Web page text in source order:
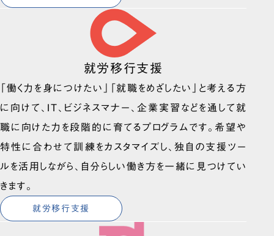
就労移行支援
「働く力を身につけたい」「就職をめざしたい」と考える方
に向けて、IT、ビジネスマナー、企業実習などを通して就
職に向けた力を段階的に育てるプログラムです。希望や
特性に合わせて訓練をカスタマイズし、独自の支援ツー
ルを活用しながら、自分らしい働き方を一緒に見つけてい
きます。
就労移行支援